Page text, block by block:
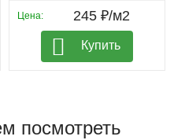
Цена: 245 ₽/м2
Купить
посмотреть